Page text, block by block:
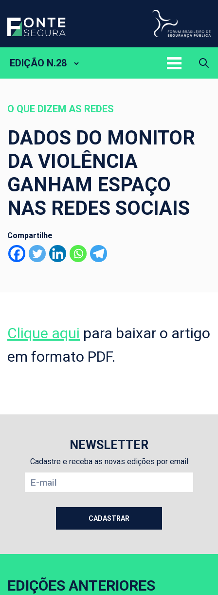
EDIÇÃO N.28
O QUE DIZEM AS REDES
DADOS DO MONITOR
DA VIOLÊNCIA
GANHAM ESPAÇO
NAS REDES SOCIAIS
Compartilhe
Clique aqui para baixar o artigo
em formato PDF.
NEWSLETTER
Cadastre e receba as novas edições por email
EDIÇÕES ANTERIORES